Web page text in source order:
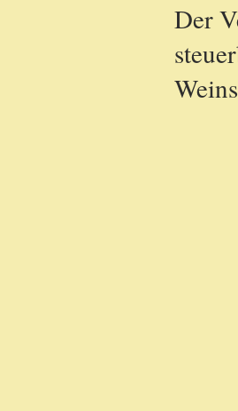
Der